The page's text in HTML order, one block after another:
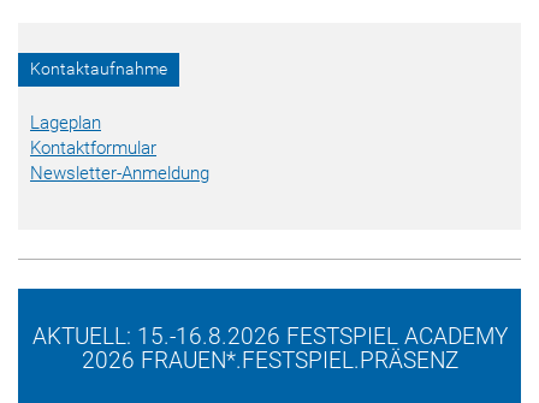
Kontaktaufnahme
Lageplan
Kontaktformular
Newsletter-Anmeldung
AKTUELL: 15.-16.8.2026 FESTSPIEL ACADEMY
2026 FRAUEN*.FESTSPIEL.PRÄSENZ